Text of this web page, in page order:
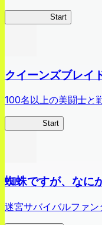
Start
クイーンズブレイ
100名以上の美闘士と
Start
蜘蛛ですが、なに
迷宮サバイバルファン